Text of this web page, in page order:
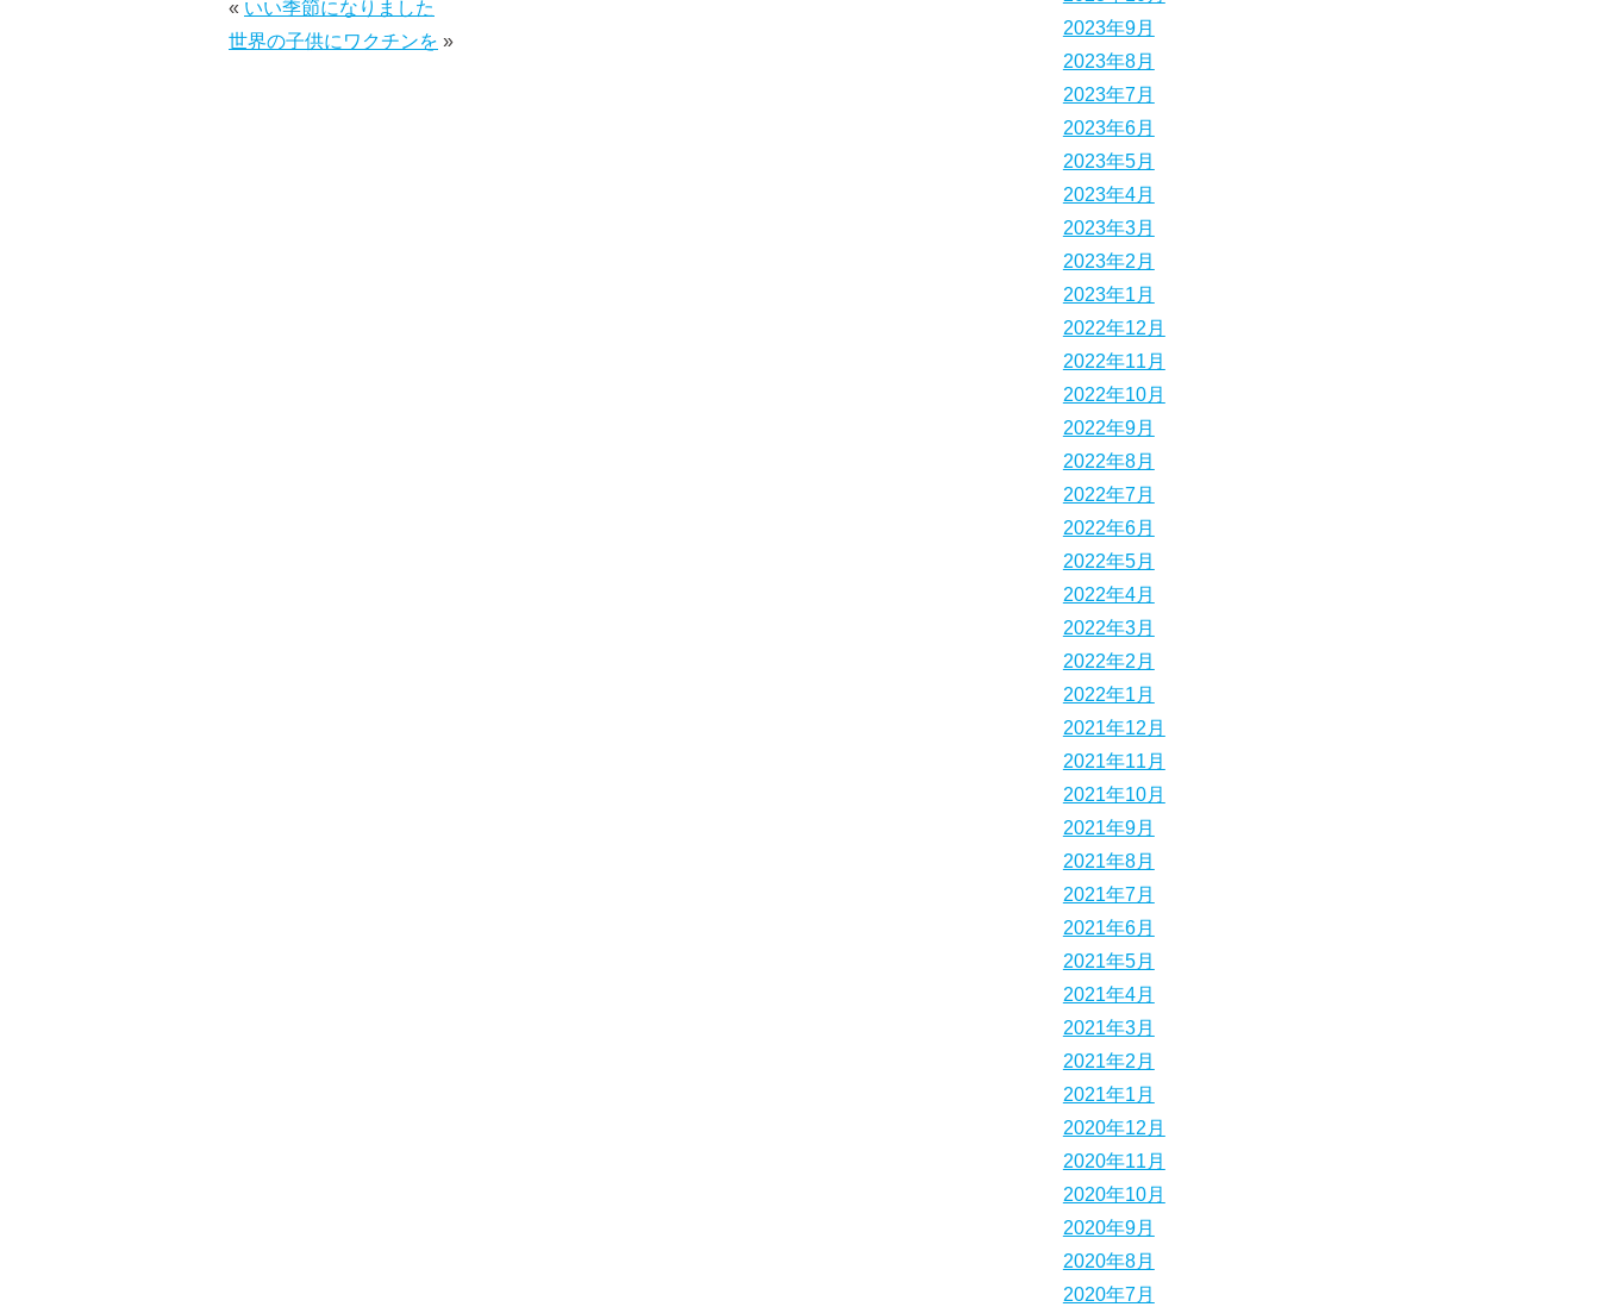
« いい季節になりました
世界の子供にワクチンを »
2023年9月
2023年8月
2023年7月
2023年6月
2023年5月
2023年4月
2023年3月
2023年2月
2023年1月
2022年12月
2022年11月
2022年10月
2022年9月
2022年8月
2022年7月
2022年6月
2022年5月
2022年4月
2022年3月
2022年2月
2022年1月
2021年12月
2021年11月
2021年10月
2021年9月
2021年8月
2021年7月
2021年6月
2021年5月
2021年4月
2021年3月
2021年2月
2021年1月
2020年12月
2020年11月
2020年10月
2020年9月
2020年8月
2020年7月